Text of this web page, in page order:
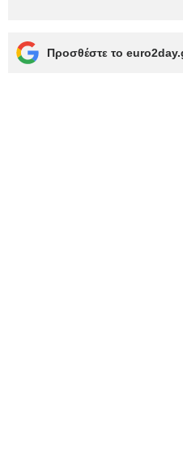
Προσθέστε το